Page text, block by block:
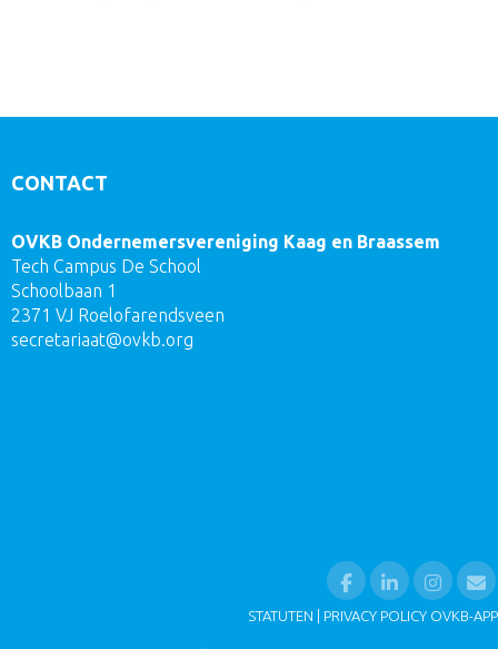
CONTACT
OVKB Ondernemersvereniging Kaag en Braassem
Tech Campus De School
Schoolbaan 1
2371 VJ Roelofarendsveen
taairaterces@ovkb.org
STATUTEN PRIVACY POLICY OVKB-APP